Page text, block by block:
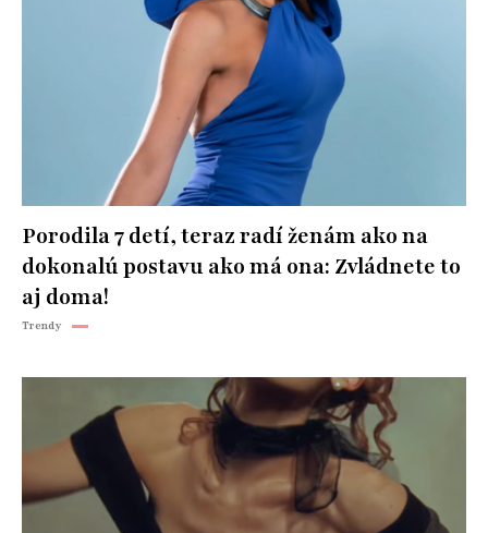
Porodila 7 detí, teraz radí ženám ako na
dokonalú postavu ako má ona: Zvládnete to
aj doma!
Trendy